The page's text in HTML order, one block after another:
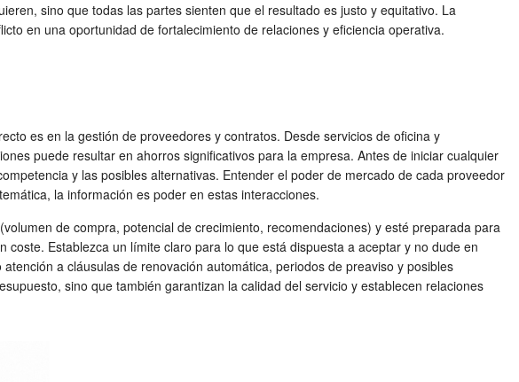
sino que todas las partes sienten que el resultado es justo y equitativo. La
en una oportunidad de fortalecimiento de relaciones y eficiencia operativa.
es en la gestión de proveedores y contratos. Desde servicios de oficina y
puede resultar en ahorros significativos para la empresa. Antes de iniciar cualquier
y las posibles alternativas. Entender el poder de mercado de cada proveedor
la información es poder en estas interacciones.
de compra, potencial de crecimiento, recomendaciones) y esté preparada para
Establezca un límite claro para lo que está dispuesta a aceptar y no dude en
a cláusulas de renovación automática, periodos de preaviso y posibles
sino que también garantizan la calidad del servicio y establecen relaciones